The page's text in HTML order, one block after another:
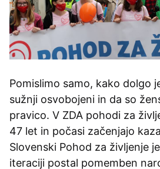
Pomislimo samo, kako dolgo
sužnji osvobojeni in da so
pravico. V ZDA pohodi za
47 let in počasi začenjajo
Slovenski Pohod za življenje
iteraciji postal pomemben